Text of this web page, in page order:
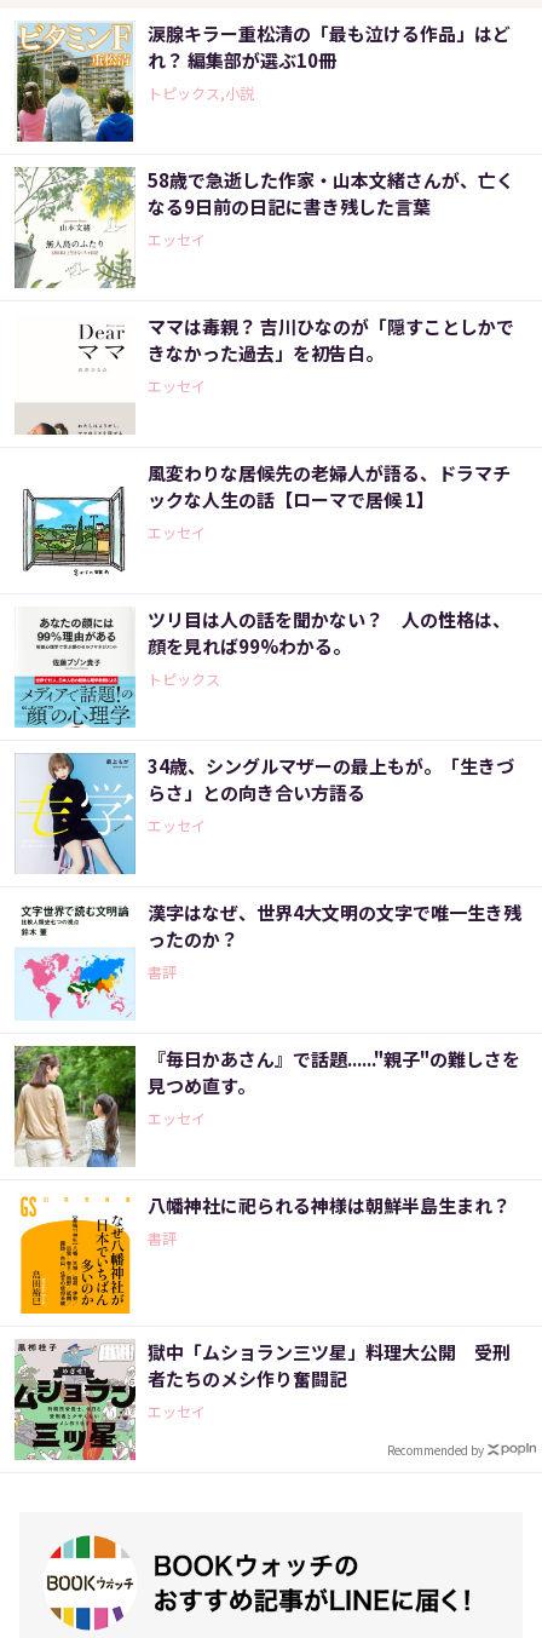
涙腺キラー重松清の「最も泣ける作品」はど
れ？ 編集部が選ぶ10冊
トピックス,小説
58歳で急逝した作家・山本文緒さんが、亡く
なる9日前の日記に書き残した言葉
エッセイ
ママは毒親？ 吉川ひなのが「隠すことしかで
きなかった過去」を初告白。
エッセイ
風変わりな居候先の老婦人が語る、ドラマチ
ックな人生の話【ローマで居候 1】
エッセイ
ツリ目は人の話を聞かない？ 人の性格は、
顔を見れば99%わかる。
トピックス
34歳、シングルマザーの最上もが。「生きづ
らさ」との向き合い方語る
エッセイ
漢字はなぜ、世界4大文明の文字で唯一生き残
ったのか？
書評
『毎日かあさん』で話題......"親子"の難しさを
見つめ直す。
エッセイ
八幡神社に祀られる神様は朝鮮半島生まれ？
書評
獄中「ムショラン三ツ星」料理大公開 受刑
者たちのメシ作り奮闘記
エッセイ
Recommended by